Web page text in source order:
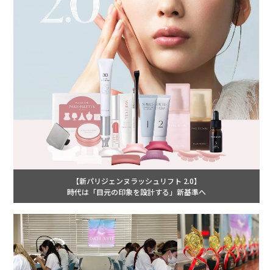
【新パリジェンヌラッシュリフト 2.0】
時代は「目元の印象を設計する」新基準へ